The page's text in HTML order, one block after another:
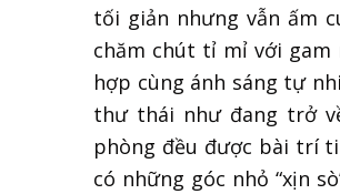
tối giản nhưng vẫn ấm
chăm chút tỉ mỉ với
hợp cùng ánh sáng tự
thư thái như đang trở
phòng đều được bài trí
có những góc nhỏ “xịn